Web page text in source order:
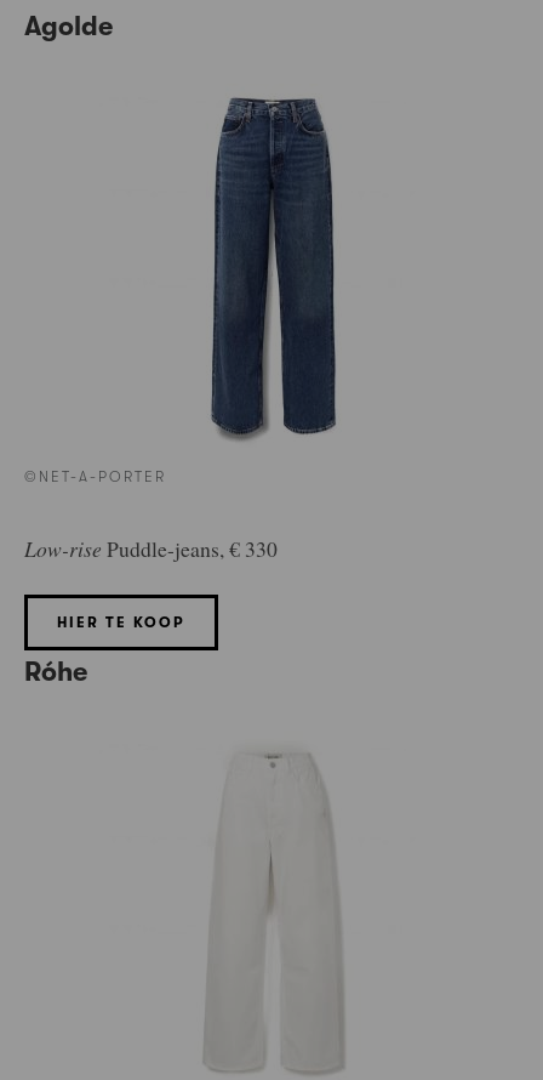
Agolde
©NET-A-PORTER
Low-rise Puddle-jeans, € 330
HIER TE KOOP
Róhe